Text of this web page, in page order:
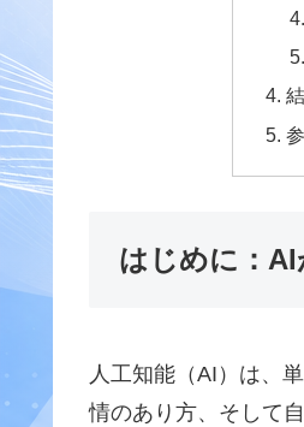
はじめに：
人工知能（AI）は、
情のあり方、そして